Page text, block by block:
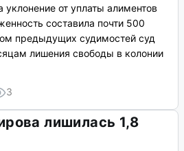
от уплаты алиментов
составила почти 500
предыдущих судимостей суд
лишения свободы в колонии
3
лишилась 1,8